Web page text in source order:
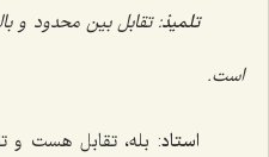
تلمیذ: تقابل بین محدود و
است.
استاد: بله، تقابل هست و